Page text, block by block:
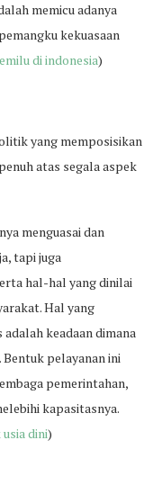
memicu adanya
kekuasaan
di indonesia)
yang memposisikan
atas segala aspek
menguasai dan
tapi juga
hal-hal yang dinilai
Hal yang
keadaan dimana
pelayanan ini
pemerintahan,
kapasitasnya.
dini)